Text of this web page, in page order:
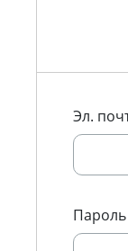
Эл.
Пароль